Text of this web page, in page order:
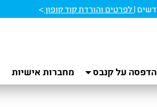
לפרטים והורדת קוד קופון>
הדפסה על קנבס מחברות אישיות